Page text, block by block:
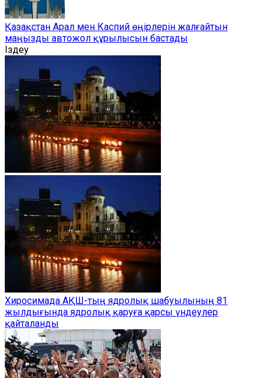
Қазақстан Арал мен Каспий өңірлерін жалғайтын
маңызды автожол құрылысын бастады
Іздеу
Хиросимада АҚШ-тың ядролық шабуылының 81
жылдығында ядролық қаруға қарсы үндеулер
қайталанды